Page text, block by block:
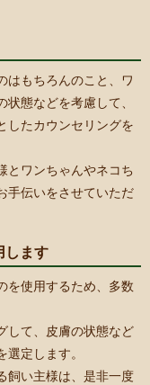
はもちろんのこと、ワ
態などを考慮して、
したカウンセリングを
とワンちゃんやネコち
手伝いをさせていただ
します
を使用するため、多数
して、皮膚の状態など
定します。
飼い主様は、是非一度